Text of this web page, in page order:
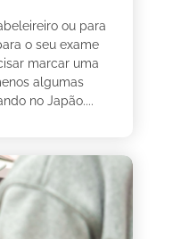
ou para
o seu exame
marcar uma
algumas
no Japão....